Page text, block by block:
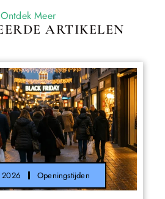
Ontdek Meer
ARTIKELEN
2026 Openingstijden